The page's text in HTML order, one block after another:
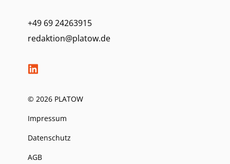
+49 69 24263915
redaktion@platow.de
© 2026 PLATOW
Impressum
Datenschutz
AGB